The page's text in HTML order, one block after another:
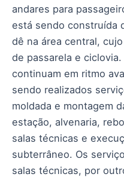
andares para
está sendo construída
dê na área central,
de passarela e
continuam em ritmo
sendo realizados
moldada e montagem
estação, alvenaria,
salas técnicas e
subterrâneo. Os
salas técnicas, por